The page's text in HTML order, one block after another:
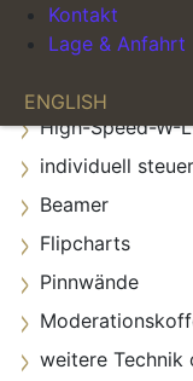
Kontakt
Lage & Anfahrt
ENGLISH
High-Speed-W-
individuell
Beamer
Flipcharts
Pinnwände
weitere Technik